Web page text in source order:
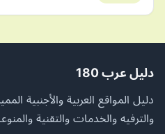
دليل عرب 180
دليل المواقع العربية والأجنبية
والترفيه والخدمات والتقنية